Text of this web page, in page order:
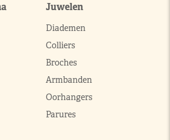
Juwelen
Diademen
Colliers
Broches
Armbanden
Oorhangers
Parures